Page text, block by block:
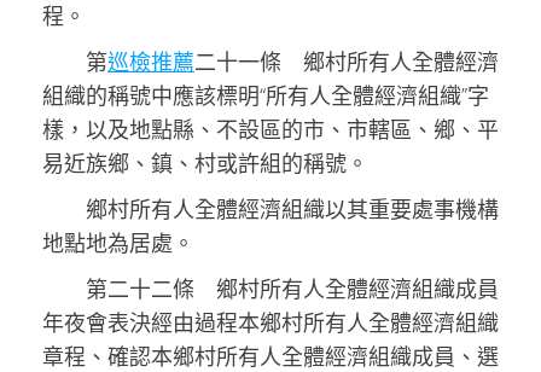
程。
第巡檢推薦二十一條 鄉村所有人全體經濟
組織的稱號中應該標明“所有人全體經濟組織”字
樣，以及地點縣、不設區的市、市轄區、鄉、平
易近族鄉、鎮、村或許組的稱號。
鄉村所有人全體經濟組織以其重要處事機構
地點地為居處。
第二十二條 鄉村所有人全體經濟組織成員
年夜會表決經由過程本鄉村所有人全體經濟組織
章程、確認本鄉村所有人全體經濟組織成員、選